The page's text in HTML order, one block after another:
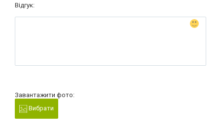
Відгук:
Завантажити фото:
Вибрати